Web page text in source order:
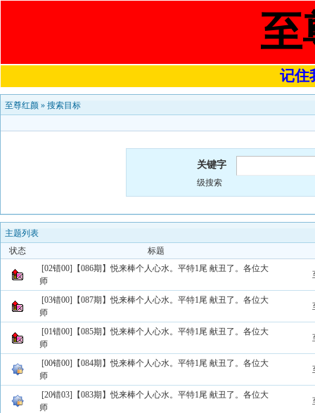
至
记住
至尊红颜 » 搜索目标
关键字
级搜索
主题列表
状态
标题
[02错00]【086期】悦来棒个人心水。平特1尾 献丑了。各位大
师
[03错00]【087期】悦来棒个人心水。平特1尾 献丑了。各位大
师
[01错00]【085期】悦来棒个人心水。平特1尾 献丑了。各位大
师
[00错00]【084期】悦来棒个人心水。平特1尾 献丑了。各位大
师
[20错03]【083期】悦来棒个人心水。平特1尾 献丑了。各位大
师